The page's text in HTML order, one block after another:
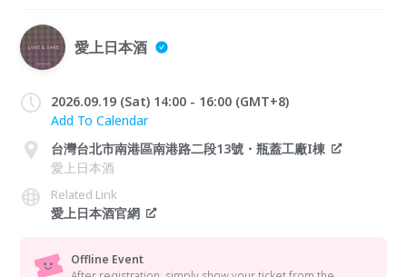
愛上日本酒
2026.09.19 (Sat) 14:00 - 16:00 (GMT+8)
Add To Calendar
台灣台北市南港區南港路二段13號・瓶蓋工廠I棟
愛上日本酒
Related Link
愛上日本酒官網
Offline Event